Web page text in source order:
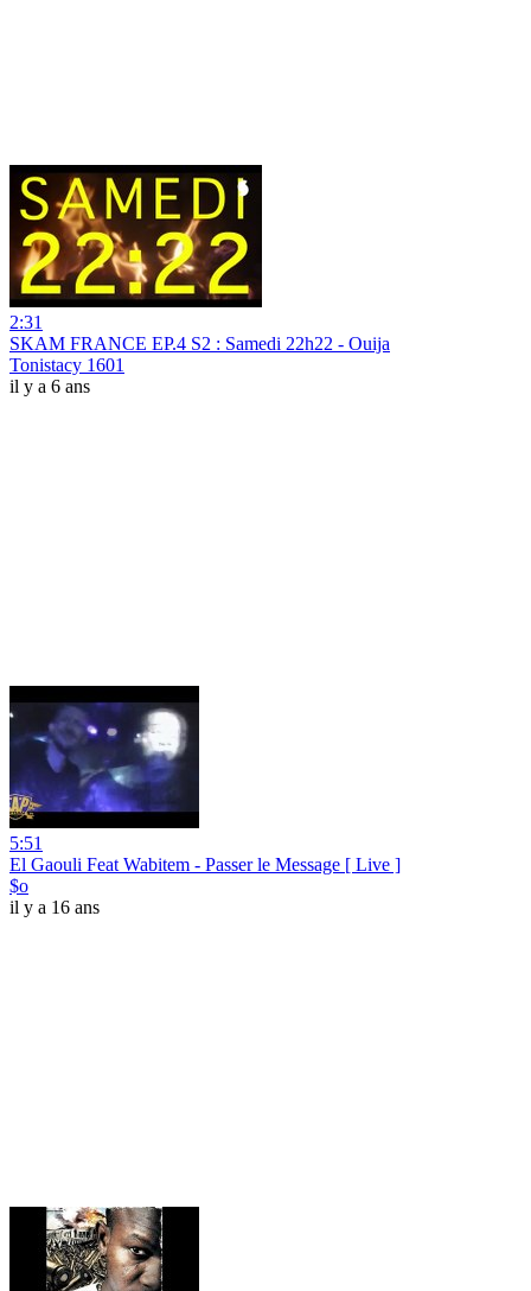
2:31
SKAM FRANCE EP.4 S2 : Samedi 22h22 - Ouija
Tonistacy 1601
il y a 6 ans
5:51
El Gaouli Feat Wabitem - Passer le Message [ Live ]
$o
il y a 16 ans